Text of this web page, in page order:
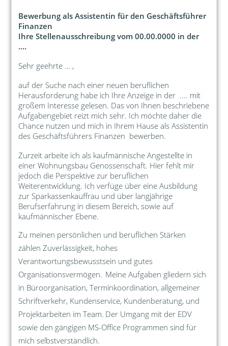
Bewerbung als Assistentin für den Geschäftsführer
Finanzen
Ihre Stellenausschreibung vom 00.00.0000 in der
....
Sehr geehrte … ,
auf der Suche nach einer neuen beruflichen
Herausforderung habe ich Ihre Anzeige in der .... mit
großem Interesse gelesen. Das von Ihnen beschriebene
Aufgabengebiet reizt mich sehr. Ich möchte daher die
Chance nutzen und mich in Ihrem Hause als Assistentin
des Geschäftsführers Finanzen bewerben.
Zurzeit arbeite ich als kaufmännische Angestellte in
einer Wohnungsbau Genossenschaft. Hier fehlt mir
jedoch die Perspektive zur beruflichen
Weiterentwicklung. Ich verfüge über eine Ausbildung
zur Sparkassenkauffrau und über langjährige
Berufserfahrung in diesem Bereich, sowie auf
kaufmännischer Ebene.
Zu meinen persönlichen und beruflichen Stärken
zählen Zuverlässigkeit, hohes
Verantwortungsbewusstsein und gutes
Organisationsvermögen. Meine Aufgaben gliedern sich
in Büroorganisation, Terminkoordination, allgemeiner
Schriftverkehr, Kundenservice, Kundenberatung, und
Projektarbeiten im Team. Der Umgang mit der EDV
sowie den gängigen MS-Office Programmen sind für
mich selbstverständlich.